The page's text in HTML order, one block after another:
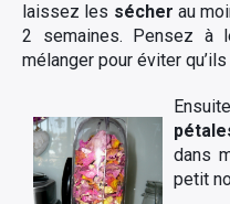
laissez les sécher au
2 semaines. Pensez à
mélanger pour éviter
dans
petit